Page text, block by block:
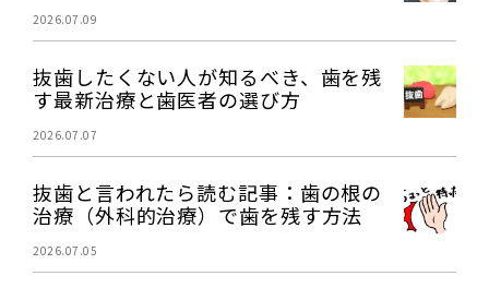
2026.07.09
抜歯したくない人が知るべき、歯を残
す最新治療と歯医者の選び方
2026.07.07
抜歯と言われたら読む記事：歯の根の
治療（外科的治療）で歯を残す方法
2026.07.05